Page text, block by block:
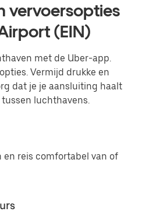
vervoersopties
(EIN)
met de Uber-app.
Vermijd drukke en
dat je je aansluiting haalt
luchthavens.
en reis comfortabel van of